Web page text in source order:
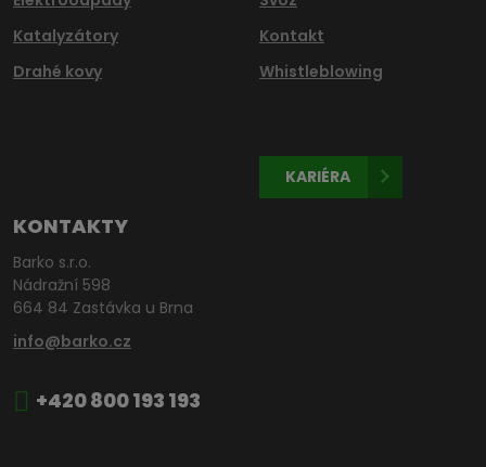
Katalyzátory
Drahé kovy
Kontakt
Whistleblowing
KARIÉRA
KONTAKTY
Barko s.r.o.
Nádražní 598
664 84 Zastávka u Brna
info@barko.cz
+420 800 193 193